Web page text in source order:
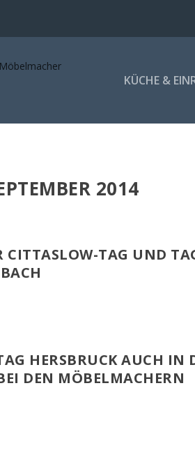
KÜCHE &
2014
CITTASLOW-TAG UND
HERSBRUCK AUCH IN
DEN MÖBELMACHERN